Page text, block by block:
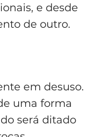
e desde
de outro.
em desuso.
uma forma
será ditado